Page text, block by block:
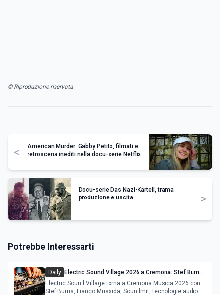
© Riproduzione riservata
<
American Murder: Gabby Petito, filmati e
retroscena inediti nella docu-serie Netflix
Docu-serie Das Nazi-Kartell, trama
produzione e uscita
>
Potrebbe Interessarti
Daily Electric Sound Village 2026 a Cremona: Stef Burns,
Soundmit e Young Band Contest, il programma
Electric Sound Village torna a Cremona Musica 2026 con
Stef Burns, Franco Mussida, Soundmit, tecnologie audio e